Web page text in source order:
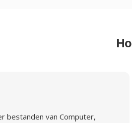
bestanden van Computer,